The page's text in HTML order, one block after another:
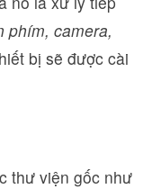
phím, camera,
bị sẽ được cài
thư viện gốc như